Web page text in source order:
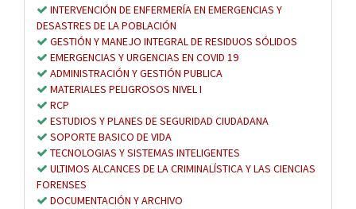
INTERVENCIÓN DE ENFERMERÍA EN EMERGENCIAS Y
DESASTRES DE LA POBLACIÓN
GESTIÓN Y MANEJO INTEGRAL DE RESIDUOS SÓLIDOS
EMERGENCIAS Y URGENCIAS EN COVID 19
ADMINISTRACIÓN Y GESTIÓN PUBLICA
MATERIALES PELIGROSOS NIVEL I
RCP
ESTUDIOS Y PLANES DE SEGURIDAD CIUDADANA
SOPORTE BASICO DE VIDA
TECNOLOGIAS Y SISTEMAS INTELIGENTES
ULTIMOS ALCANCES DE LA CRIMINALÍSTICA Y LAS CIENCIAS
FORENSES
DOCUMENTACIÓN Y ARCHIVO